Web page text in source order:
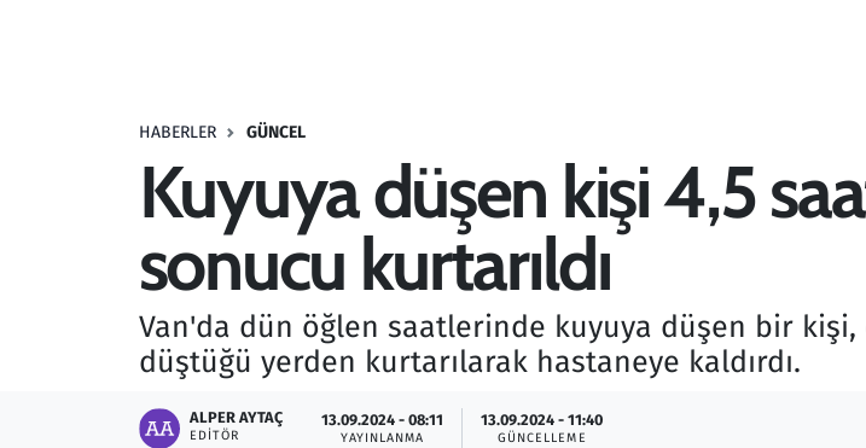
HABERLER GÜNCEL
Kuyuya düşen kişi 4,5
sonucu kurtarıldı
Van'da dün öğlen saatlerinde kuyuya düşen bir kişi,
düştüğü yerden kurtarılarak hastaneye kaldırdı.
ALPER AYTAÇ
EDITÖR
13.09.2024 - 08:11
YAYINLANMA
13.09.2024 - 11:40
GÜNCELLEME
Teknoloji ve Bilim